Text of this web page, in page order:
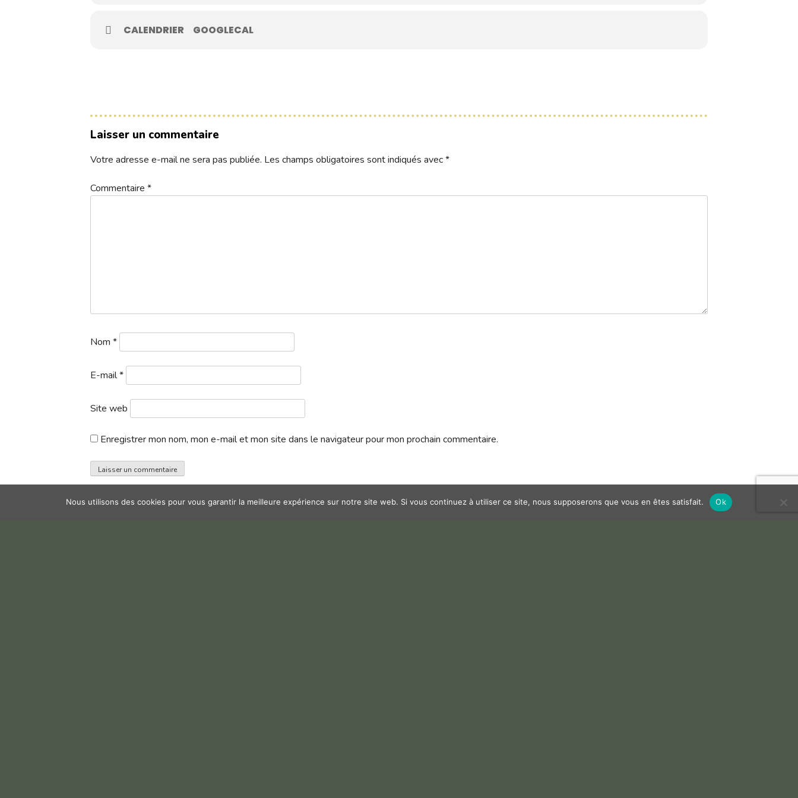
CALENDRIER GOOGLECAL
Laisser un commentaire
Votre adresse e-mail ne sera pas publiée. Les champs obligatoires sont indiqués avec*
Commentaire *
Nom *
E-mail*
Site web
Enregistrer mon nom, mon e-mail et mon site dans le navigateur pour mon prochain commentaire.
Nous utilisons des cookies pour vous garantir la meilleure expérience sur notre site web. Si vous continuez à utiliser ce site, nous supposerons que vous en êtes satisfait. Ok
Compétitions à venir
Résultats de compétitions & actualités
Découvrir le golf
Séminaire & restauration